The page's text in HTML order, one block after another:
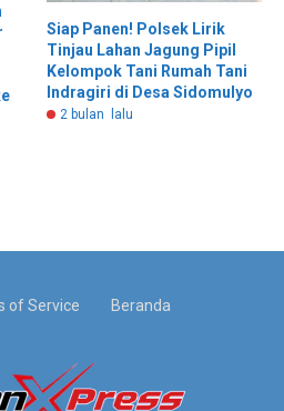
Siap Panen! Polsek Lirik
Tinjau Lahan Jagung Pipil
Kelompok Tani Rumah Tani
Indragiri di Desa Sidomulyo
2 bulan lalu
of Service Beranda